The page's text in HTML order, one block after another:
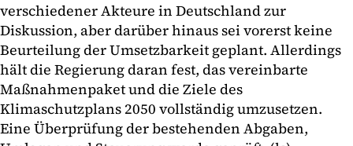
verschiedener Akteure in Deutschland zur
Diskussion, aber darüber hinaus sei vorerst keine
Beurteilung der Umsetzbarkeit geplant. Allerdings
hält die Regierung daran fest, das vereinbarte
Maßnahmenpaket und die Ziele des
Klimaschutzplans 2050 vollständig umzusetzen.
Eine Überprüfung der bestehenden Abgaben,